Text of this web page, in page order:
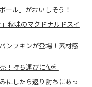
ール」がおいしそう！
秋味のマクドナルドスイ
ンプキンが登場！素材感
！持ち運びに便利
にしたら返り討ちにあっ